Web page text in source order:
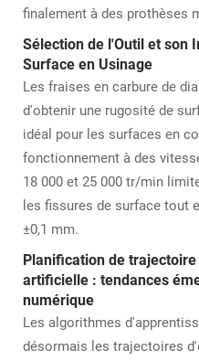
finalement à des prothèses
Sélection de l'Outil et son
Surface en Usinage
Les fraises en carbure de
d'obtenir une rugosité de
idéal pour les surfaces en
fonctionnement à des
18 000 et 25 000 tr/min
les fissures de surface tout
±0,1 mm.
Planification de
artificielle : tendances
numérique
Les algorithmes
désormais les trajectoires